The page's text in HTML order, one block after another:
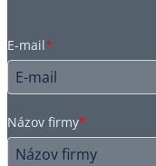
E-mail*
Názov firmy*